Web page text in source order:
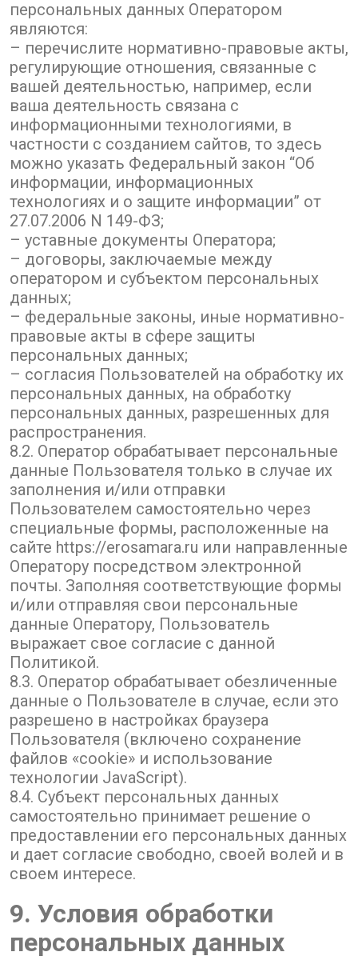
персональных данных Оператором
являются:
– перечислите нормативно-правовые акты,
регулирующие отношения, связанные с
вашей деятельностью, например, если
ваша деятельность связана с
информационными технологиями, в
частности с созданием сайтов, то здесь
можно указать Федеральный закон “Об
информации, информационных
технологиях и о защите информации” от
27.07.2006 N 149-ФЗ;
– уставные документы Оператора;
– договоры, заключаемые между
оператором и субъектом персональных
данных;
– федеральные законы, иные нормативно-
правовые акты в сфере защиты
персональных данных;
– согласия Пользователей на обработку их
персональных данных, на обработку
персональных данных, разрешенных для
распространения.
8.2. Оператор обрабатывает персональные
данные Пользователя только в случае их
заполнения и/или отправки
Пользователем самостоятельно через
специальные формы, расположенные на
сайте https://erosamara.ru или направленные
Оператору посредством электронной
почты. Заполняя соответствующие формы
и/или отправляя свои персональные
данные Оператору, Пользователь
выражает свое согласие с данной
Политикой.
8.3. Оператор обрабатывает обезличенные
данные о Пользователе в случае, если это
разрешено в настройках браузера
Пользователя (включено сохранение
файлов «cookie» и использование
технологии JavaScript).
8.4. Субъект персональных данных
самостоятельно принимает решение о
предоставлении его персональных данных
и дает согласие свободно, своей волей и в
своем интересе.
9. Условия обработки
персональных данных